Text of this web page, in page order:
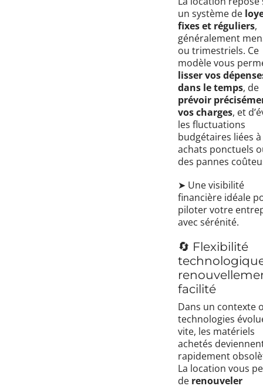
un système de
fixes et réguliers,
généralement
ou trimestriels. Ce
modèle vous
lisser vos
dans le temps, de
prévoir
vos charges, et
les fluctuations
budgétaires liées
achats ponctuels
des pannes
➤ Une visibilité
financière idéale
piloter votre
avec sérénité.
🔄 Flexibilité
facilité
Dans un contexte
technologies
vite, les matériels
achetés
rapidement
La location vous
de renouveler